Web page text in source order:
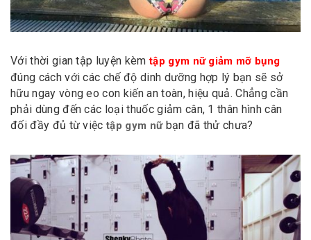
Với thời gian tập luyện kèmtập gym nữ giảm mỡ bụng
đúng cách với các chế độ dinh dưỡng hợp lý bạn sẽ sở
hữu ngay vòng eo con kiến an toàn, hiệu quả. Chẳng cần
phải dùng đến các loại thuốc giảm cân, 1 thân hình cân
đối đầy đủ từ việc tập gym nữbạn đã thử chưa?